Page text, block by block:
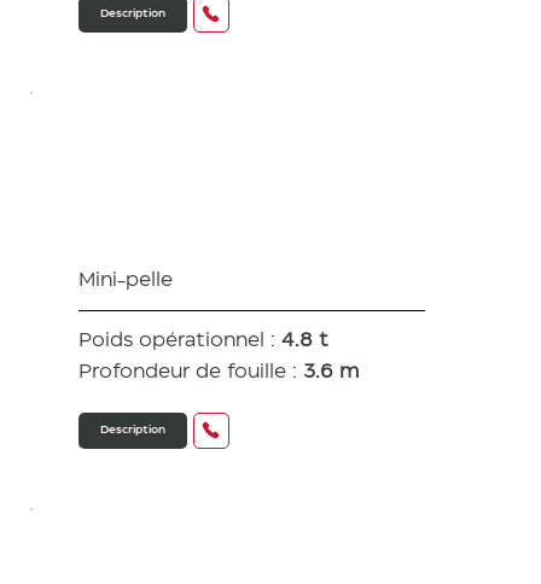
Description
Mini-pelle
Poids opérationnel : 4.8 t
Profondeur de fouille : 3.6 m
Description